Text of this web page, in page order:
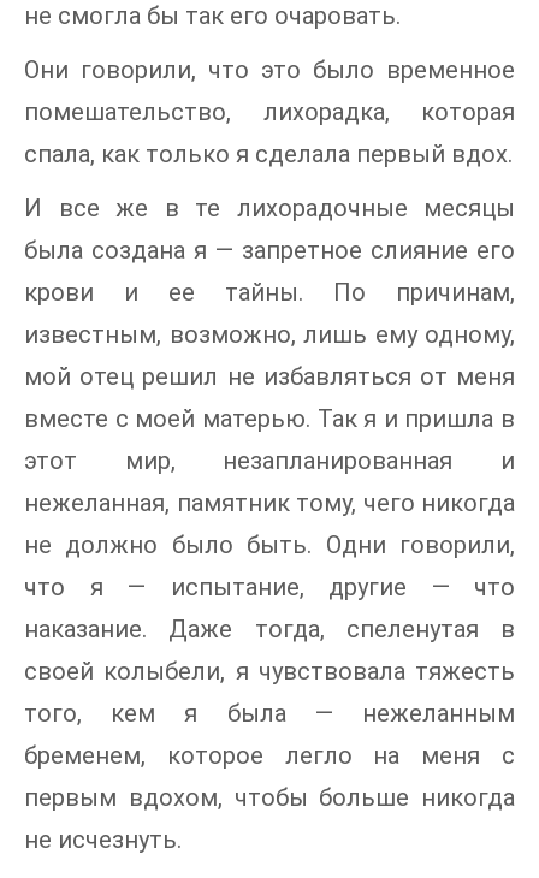
не смогла бы так его очаровать.
Они говорили, что это было временное
помешательство, лихорадка, которая
спала, как только я сделала первый вдох.
И все же в те лихорадочные месяцы
была создана я — запретное слияние его
крови и ее тайны. По причинам,
известным, возможно, лишь ему одному,
мой отец решил не избавляться от меня
вместе с моей матерью. Так я и пришла в
этот мир, незапланированная и
нежеланная, памятник тому, чего никогда
не должно было быть. Одни говорили,
что я — испытание, другие — что
наказание. Даже тогда, спеленутая в
своей колыбели, я чувствовала тяжесть
того, кем я была — нежеланным
бременем, которое легло на меня с
первым вдохом, чтобы больше никогда
не исчезнуть.